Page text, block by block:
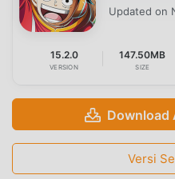
Updated on
15.2.0
VERSION
147.50MB
SIZE
Download
Versi